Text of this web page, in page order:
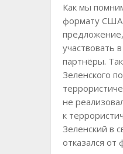
Как мы
формату США
участвовать
партнёры.
Зеленского
не
к
Зеленский в
отказался